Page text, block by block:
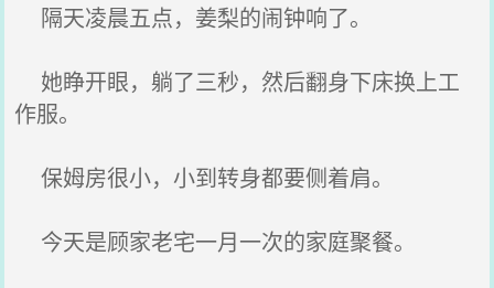
隔天凌晨五点，姜梨的闹钟响了。
她睁开眼，躺了三秒，然后翻身下床换上工
作服。
保姆房很小，小到转身都要侧着肩。
今天是顾家老宅一月一次的家庭聚餐。